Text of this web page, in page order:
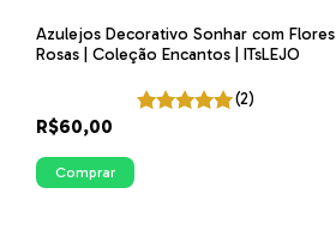
Azulejos Decorativo Sonhar com Flores
Rosas | Coleção Encantos | ITsLEJO
(2)
R$60,00
Comprar